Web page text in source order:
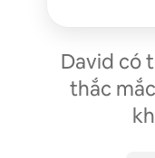
David có
thắc